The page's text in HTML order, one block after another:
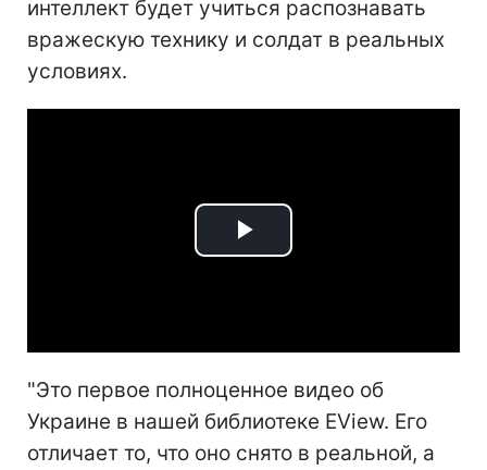
интеллект будет учиться распознавать
вражескую технику и солдат в реальных
условиях.
Play
"Это первое полноценное видео об
Украине в нашей библиотеке EView. Его
отличает то, что оно снято в реальной, а